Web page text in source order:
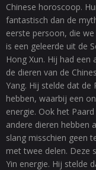
Chinese horoscoop.
fantastisch dan de
eerste persoon, die
is een geleerde uit de
Hong Xun. Hij had
de dieren van de
Yang. Hij stelde dat de
hebben, waarbij een
energie. Ook het
andere dieren hebben
slang misschien geen
met twee delen. Deze
Yin energie. Hij stelde